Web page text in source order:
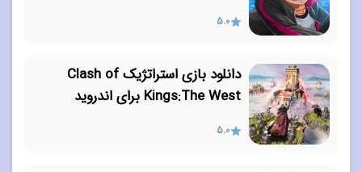
5.0
دانلود بازی استراتژیک Clash of
Kings:The West برای اندروید
5.0